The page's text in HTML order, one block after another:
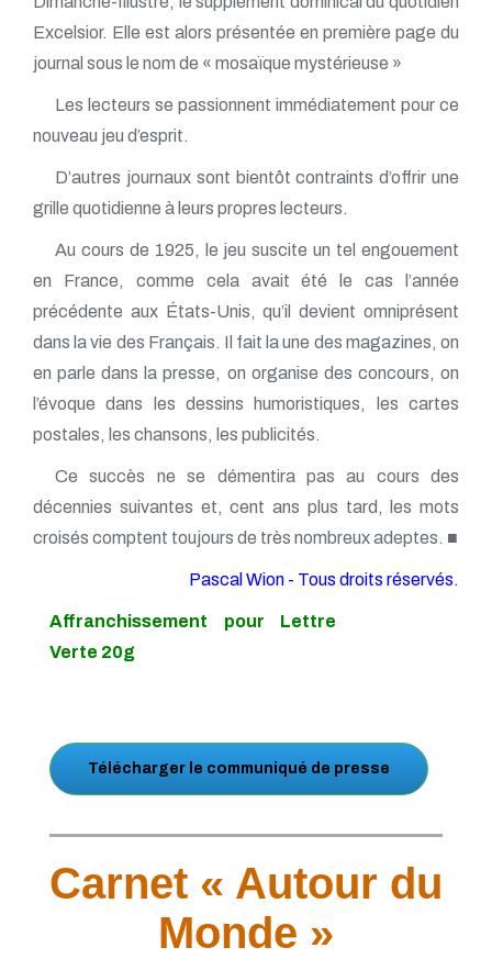
Excelsior. Elle est alors présentée en première page du
journal sous le nom de « mosaïque mystérieuse »
Les lecteurs se passionnent immédiatement pour ce
nouveau jeu d’esprit.
D’autres journaux sont bientôt contraints d’offrir une
grille quotidienne à leurs propres lecteurs.
Au cours de 1925, le jeu suscite un tel engouement
en France, comme cela avait été le cas l’année
précédente aux États-Unis, qu’il devient omniprésent
dans la vie des Français. Il fait la une des magazines, on
en parle dans la presse, on organise des concours, on
l’évoque dans les dessins humoristiques, les cartes
postales, les chansons, les publicités.
Ce succès ne se démentira pas au cours des
décennies suivantes et, cent ans plus tard, les mots
croisés comptent toujours de très nombreux adeptes. ■
Pascal Wion - Tous droits réservés.
Affranchissement pour Lettre
Verte 20g
Télécharger le communiqué de presse
Carnet « Autour du
Monde »